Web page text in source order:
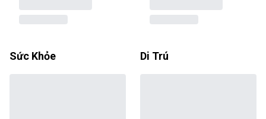
Sức Khỏe Di Trú